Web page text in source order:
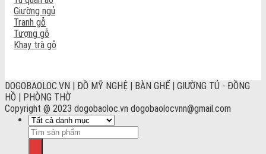
Giường ngủ
Tranh gỗ
Tượng gỗ
Khay trà gỗ
DOGOBAOLOC.VN | ĐỒ MỸ NGHỆ | BÀN GHẾ | GIƯỜNG TỦ - ĐỒNG
HỒ | PHÒNG THỜ
Copyright @ 2023 dogobaoloc.vn dogobaolocvnn@gmail.com